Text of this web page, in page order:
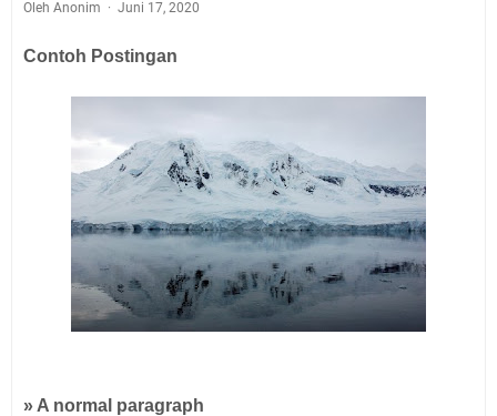
Oleh Anonim Juni 17, 2020
Contoh Postingan
» A normal paragraph